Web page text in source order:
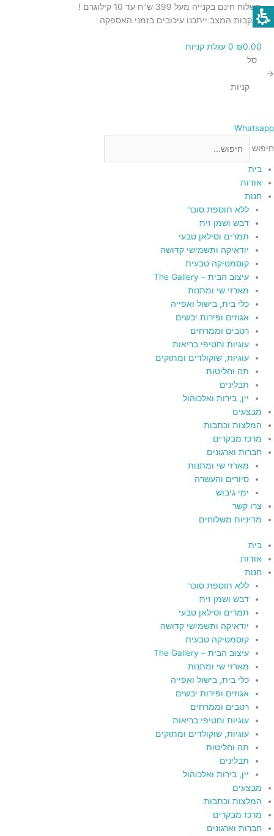
דילוג
לתוכן
משלוח חינם בקנייה מעל 399 ש"ח עד 10 קילוגרם !
בעקבות המצב ייתכנו עיכובים בזמני האספקה
₪0.00
0 עגלת קניות
סל
→
קניות
Whatsapp
חיפוש
בית
אודות
חנות
ללא תוספת סוכר
דבש ושמן זית
תמרים וסילאן טבעי
יודאיקה ותשמישי קדושה
קוסמטיקה טבעית
עיצוב הבית – The Gallery
מארזי שי ומתנות
כלי בית, בישול ואפייה
אגוזים ופירות יבשים
רטבים וממרחים
עוגיות וחטיפי בריאות
עוגיות, שוקולדים ומתוקים
תה וחליטות
תבלינים
יין, בירות ואלכוהול
מבצעים
המלצות וכתבות
מרכז מבקרים
חברות וארגונים
מארזי שי ומתנות
סיורים והעשרה
ימי גיבוש
צרו קשר
מדיניות משלוחים
בית
אודות
חנות
ללא תוספת סוכר
דבש ושמן זית
תמרים וסילאן טבעי
יודאיקה ותשמישי קדושה
קוסמטיקה טבעית
עיצוב הבית – The Gallery
מארזי שי ומתנות
כלי בית, בישול ואפייה
אגוזים ופירות יבשים
רטבים וממרחים
עוגיות וחטיפי בריאות
עוגיות, שוקולדים ומתוקים
תה וחליטות
תבלינים
יין, בירות ואלכוהול
מבצעים
המלצות וכתבות
מרכז מבקרים
חברות וארגונים
כמות
של
כהים
כמות
של
אפויים
ובצל